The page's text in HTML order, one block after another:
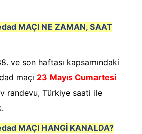
MAÇI NE ZAMAN, SAAT
ve son haftası kapsamındaki
maçı 23 Mayıs Cumartesi
randevu, Türkiye saati ile
MAÇI HANGİ KANALDA?